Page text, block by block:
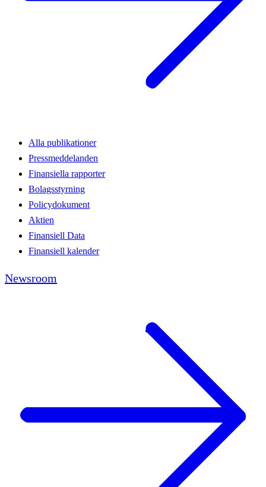
Alla publikationer
Pressmeddelanden
Finansiella rapporter
Bolagsstyrning
Policydokument
Aktien
Finansiell Data
Finansiell kalender
Newsroom